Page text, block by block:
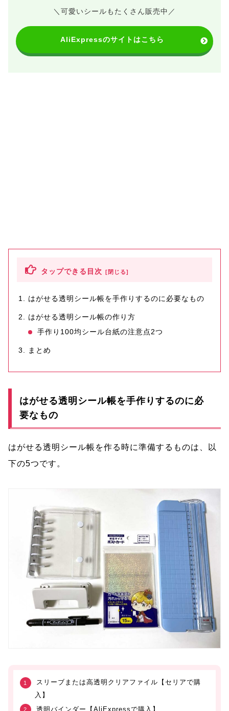
＼可愛いシールもたくさん販売中／
AliExpressのサイトはこちら
タップできる目次
はがせる透明シール帳を手作りするのに必要なもの
はがせる透明シール帳の作り方
手作り100均シール台紙の注意点2つ
まとめ
はがせる透明シール帳を手作りするのに必
要なもの
はがせる透明シール帳を作る時に準備するものは、以
下の5つです。
スリーブまたは高透明クリアファイル【セリアで購
入】
透明バインダー【AliExpressで購入】